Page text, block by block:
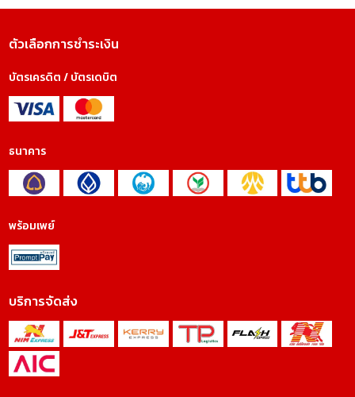
ตัวเลือกการชำระเงิน
บัตรเครดิต / บัตรเดบิต
ธนาคาร
พร้อมเพย์
บริการจัดส่ง